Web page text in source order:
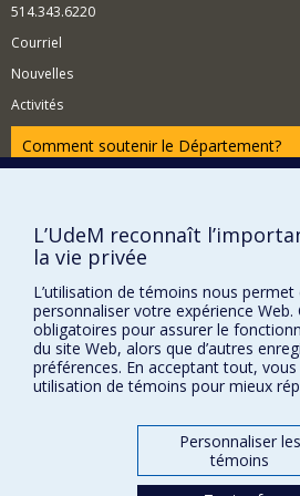
514.343.6220
Courriel
Nouvelles
Activités
Comment soutenir le Département?
Signaler une erreur
FACULTÉ DES ARTS ET DES SCIENCES
Nos départements et écoles
Nos centres d'études
L’UdeM reconnaît
la vie privée
L’utilisation de témoins nous permet
personnaliser votre expérience
obligatoires pour assurer le
du site Web, alors que d’autres
préférences. En acceptant tout,
utilisation de témoins pour mieux
Personnaliser les
témoins